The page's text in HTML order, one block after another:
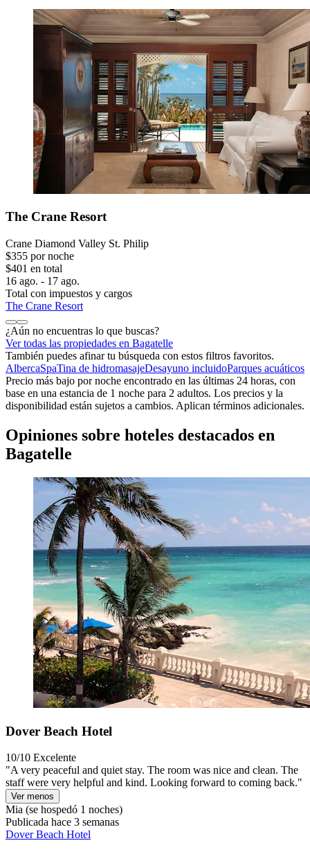
The Crane Resort
Crane Diamond Valley St. Philip
$355 por noche
$401 en total
16 ago. - 17 ago.
Total con impuestos y cargos
The Crane Resort
¿Aún no encuentras lo que buscas?
Ver todas las propiedades en Bagatelle
También puedes afinar tu búsqueda con estos filtros favoritos.
AlbercaSpaTina de hidromasajeDesayuno incluidoParques acuáticos
Precio más bajo por noche encontrado en las últimas 24 horas, con
base en una estancia de 1 noche para 2 adultos. Los precios y la
disponibilidad están sujetos a cambios. Aplican términos adicionales.
Opiniones sobre hoteles destacados en
Bagatelle
Dover Beach Hotel
10/10 Excelente
"A very peaceful and quiet stay. The room was nice and clean. The
staff were very helpful and kind. Looking forward to coming back."
Ver menos
Mia (se hospedó 1 noches)
Publicada hace 3 semanas
Dover Beach Hotel